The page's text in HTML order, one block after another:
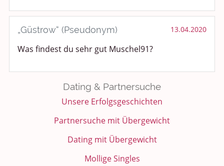
„Güstrow“ (Pseudonym) 13.04.2020
Was findest du sehr gut Muschel91?
Dating & Partnersuche
Unsere Erfolgsgeschichten
Partnersuche mit Übergewicht
Dating mit Übergewicht
Mollige Singles